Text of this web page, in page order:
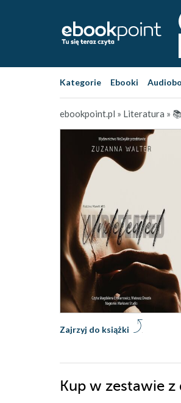
Kategorie Ebooki
ebookpoint.pl » Literatura »
Zajrzyj do książki
Kup w zestawie